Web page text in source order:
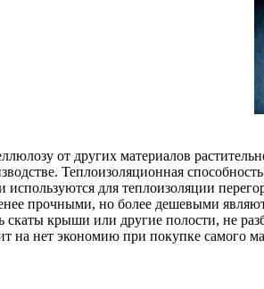
от других материалов
Теплоизоляционная
используются для теплоизоляции
прочными, но более дешевыми
скаты крыши или другие полости, не
на нет экономию при покупке самого